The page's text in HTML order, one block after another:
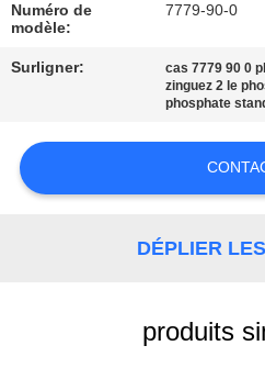
CONTRÔLE
DE
QUALITÉ
CONTACTER
DEMANDEZ
Numéro de
modèle:
7779-90-0
Surligner: cas 7779 90 0
zinguez 2 le
phosphate
DÉPLIER
produits